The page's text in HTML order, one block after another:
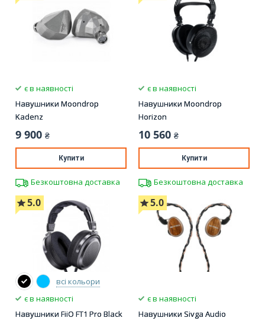
є в наявності
Навушники Moondrop
Kadenz
9 900 ₴
Купити
Безкоштовна доставка
є в наявності
Навушники Moondrop
Horizon
10 560 ₴
Купити
Безкоштовна доставка
5.0
всі кольори
є в наявності
Навушники FiiO FT1 Pro Black
5.0
є в наявності
Навушники Sivga Audio